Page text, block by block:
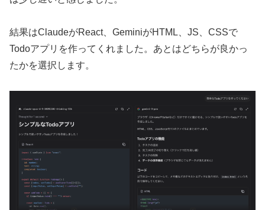
結果はClaudeがReact、GeminiがHTML、JS、CSSで
Todoアプリを作ってくれました。あとはどちらが良かっ
たかを選択します。